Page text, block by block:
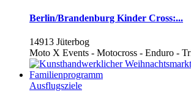
Berlin/Brandenburg Kinder Cross:...
14913 Jüterbog
Moto X Events - Motocross - Enduro -
Ausflugsziele